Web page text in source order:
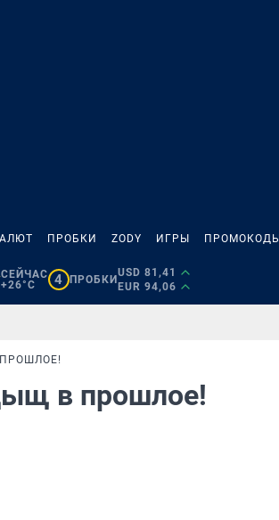
ПРОБКИ ZODY ИГРЫ ПРОМОКОДЫ
СЕЙЧАС
+26°C
4 ПРОБКИ
USD 81,41
EUR 94,06
в прошлое!